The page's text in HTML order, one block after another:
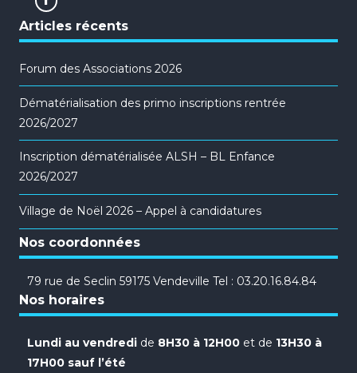
Articles récents
Forum des Associations 2026
Dématérialisation des primo inscriptions rentrée
2026/2027
Inscription dématérialisée ALSH – BL Enfance
2026/2027
Village de Noël 2026 – Appel à candidatures
Nos coordonnées
79 rue de Seclin 59175 Vendeville Tel : 03.20.16.84.84
Nos horaires
Lundi au vendredi de 8H30 à 12H00 et de 13H30 à
17H00 sauf l’été